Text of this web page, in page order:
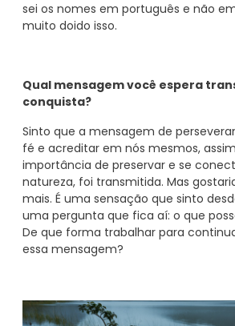
sei os nomes em português e não
muito doido isso.
Qual mensagem você espera
conquista?
Sinto que a mensagem de
fé e acreditar em nós mesmos,
importância de preservar e se
natureza, foi transmitida. Mas
mais. É uma sensação que sinto
uma pergunta que fica aí: o que
De que forma trabalhar para
essa mensagem?